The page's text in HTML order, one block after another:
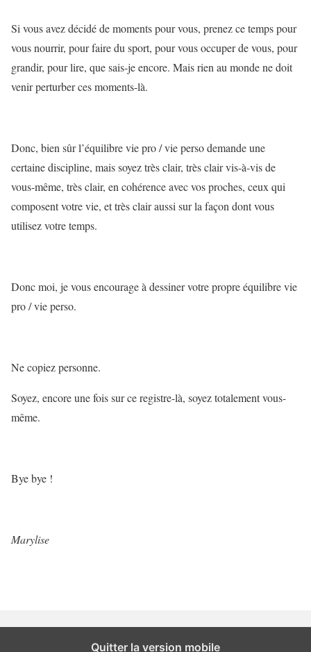
Si vous avez décidé de moments pour vous, prenez ce temps pour
vous nourrir, pour faire du sport, pour vous occuper de vous, pour
grandir, pour lire, que sais-je encore. Mais rien au monde ne doit
venir perturber ces moments-là.
Donc, bien sûr l’équilibre vie pro / vie perso demande une
certaine discipline, mais soyez très clair, très clair vis-à-vis de
vous-même, très clair, en cohérence avec vos proches, ceux qui
composent votre vie, et très clair aussi sur la façon dont vous
utilisez votre temps.
Donc moi, je vous encourage à dessiner votre propre équilibre vie
pro / vie perso.
Ne copiez personne.
Soyez, encore une fois sur ce registre-là, soyez totalement vous-
même.
Bye bye !
Marylise
Quitter la version mobile